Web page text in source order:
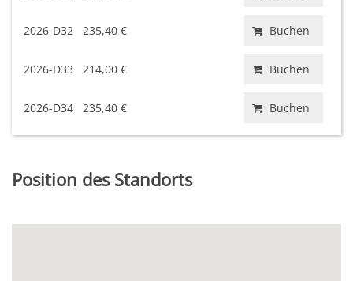
2026-D32 235,40 € Buchen
2026-D33 214,00 € Buchen
2026-D34 235,40 € Buchen
Position des Standorts